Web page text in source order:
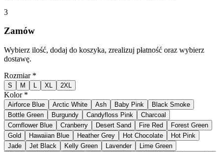
3
Zamów
Wybierz ilość, dodaj do koszyka, zrealizuj płatność oraz wybierz
dostawę.
Rozmiar *
S M L XL 2XL
Kolor *
Airforce Blue Arctic White Ash Baby Pink
Black Smoke
Bottle Green
Burgundy Candyfloss Pink
Charcoal
Cornflower Blue
Cranberry Desert Sand Fire Red
Forest Green
Gold
Hawaiian Blue Heather Grey Hot Chocolate
Hot Pink
Jade
Jet Black Kelly Green Lavender
Lime Green